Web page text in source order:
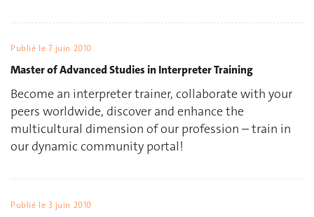
Publié le 7 juin 2010
Master of Advanced Studies in Interpreter Training
Become an interpreter trainer, collaborate with your
peers worldwide, discover and enhance the
multicultural dimension of our profession – train in
our dynamic community portal!
Publié le 3 juin 2010